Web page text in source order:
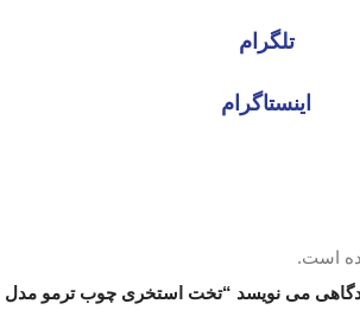
تلگرام
اینستاگرام
است.
می نویسد “تخت استخری چوب ترمو مدل